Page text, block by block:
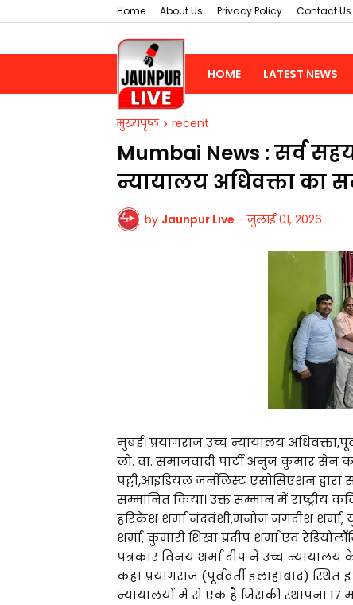
Home About Us Privacy Policy Contact Us
HOME LATEST NEWS
मुख्यपृष्ठ recent
Mumbai News : सर्व
न्यायालय अधिवक्ता का
by Jaunpur Live - जुलाई 01, 2026
मुंबई। प्रयागराज उच्च न्यायालय
लो. वा. समाजवादी पार्टी अनुज कुमार सेन
पट्टी,आइडियल जर्नलिस्ट एसोसिएशन
सम्मानित किया। उक्त सम्मान में राष्ट्रीय
हरिकेश शर्मा नंदवंशी,मनोज जगदीश शर्मा,
शर्मा, कुमारी शिखा प्रदीप शर्मा एवं
पत्रकार विनय शर्मा दीप ने उच्च
कहा प्रयागराज (पूर्ववर्ती इलाहाबाद)
न्यायालयों में से एक है जिसकी स्थापना 17